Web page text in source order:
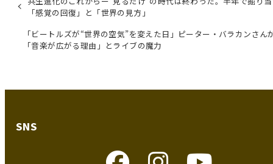
「感覚の回復」と「世界の見方」
「ビートルズが“世界の空気”を変えた日」ピーター・バラカンさん
「音楽が広がる理由」とライブの魔力
SNS